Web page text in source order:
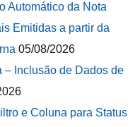
Automático da Nota
Emitidas a partir da
05/08/2026
– Inclusão de Dados de
e Coluna para Status